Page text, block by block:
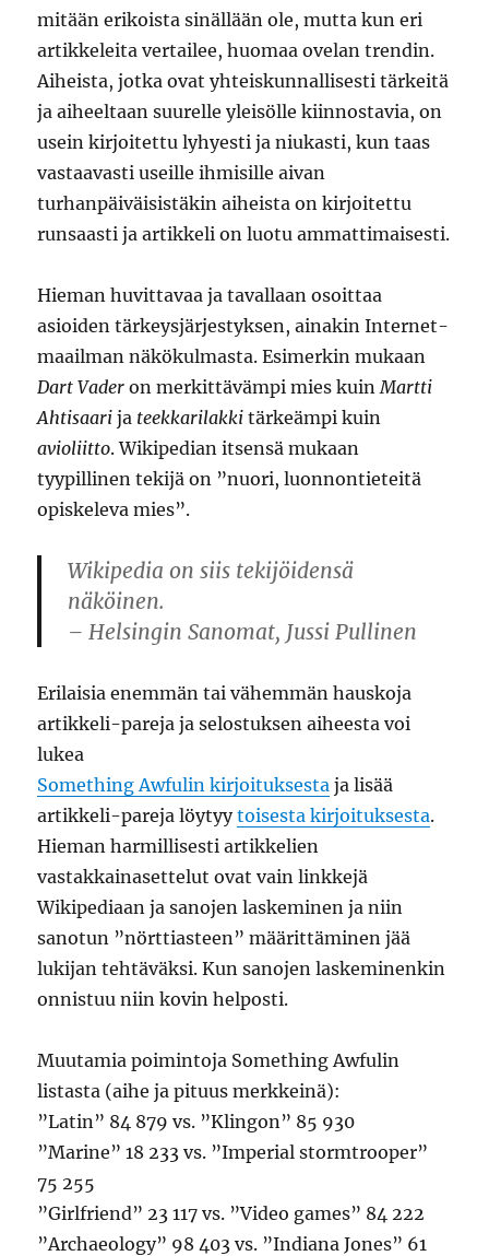
mitään erikoista sinällään ole, mutta kun eri
artikkeleita vertailee, huomaa ovelan trendin.
Aiheista, jotka ovat yhteiskunnallisesti tärkeitä
ja aiheeltaan suurelle yleisölle kiinnostavia, on
usein kirjoitettu lyhyesti ja niukasti, kun taas
vastaavasti useille ihmisille aivan
turhanpäiväisistäkin aiheista on kirjoitettu
runsaasti ja artikkeli on luotu ammattimaisesti.
Hieman huvittavaa ja tavallaan osoittaa
asioiden tärkeysjärjestyksen, ainakin Internet-
maailman näkökulmasta. Esimerkin mukaan
Dart Vader on merkittävämpi mies kuinMartti
Ahtisaari ja teekkarilakki tärkeämpi kuin
avioliitto. Wikipedian itsensä mukaan
tyypillinen tekijä on ”nuori, luonnontieteitä
opiskeleva mies”.
Wikipedia on siis tekijöidensä
näköinen.
– Helsingin Sanomat, Jussi Pullinen
Erilaisia enemmän tai vähemmän hauskoja
artikkeli-pareja ja selostuksen aiheesta voi
lukea
Something Awfulin kirjoituksesta ja lisää
artikkeli-pareja löytyytoisesta kirjoituksesta.
Hieman harmillisesti artikkelien
vastakkainasettelut ovat vain linkkejä
Wikipediaan ja sanojen laskeminen ja niin
sanotun ”nörttiasteen” määrittäminen jää
lukijan tehtäväksi. Kun sanojen laskeminenkin
onnistuu niin kovin helposti.
Muutamia poimintoja Something Awfulin
listasta (aihe ja pituus merkkeinä):
”Latin” 84 879 vs. ”Klingon” 85 930
”Marine” 18 233 vs. ”Imperial stormtrooper”
75 255
”Girlfriend” 23 117 vs. ”Video games” 84 222
”Archaeology” 98 403 vs. ”Indiana Jones” 61